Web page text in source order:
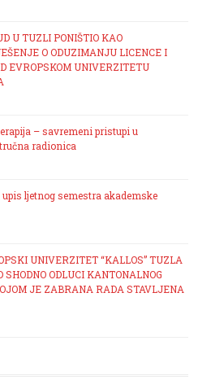
U TUZLI PONIŠTIO KAO
O ODUZIMANJU LICENCE I
EVROPSKOM UNIVERZITETU
– savremeni pristupi u
radionica
ljetnog semestra akademske
UNIVERZITET “KALLOS” TUZLA
ODLUCI KANTONALNOG
JE ZABRANA RADA STAVLJENA